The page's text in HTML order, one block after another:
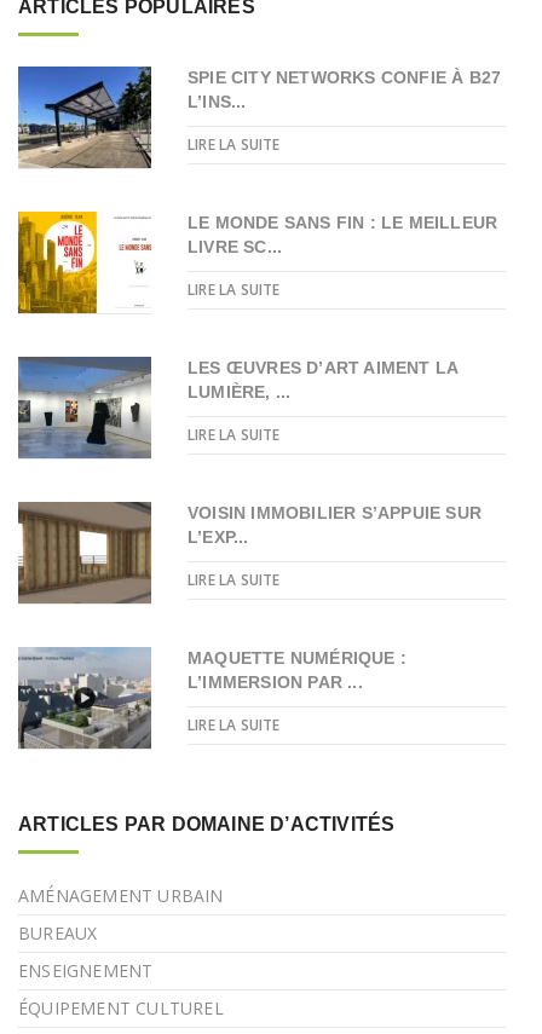
ARTICLES POPULAIRES
SPIE CITY NETWORKS CONFIE À B27
L’INS...
LIRE LA SUITE
LE MONDE SANS FIN : LE MEILLEUR
LIVRE SC...
LIRE LA SUITE
LES ŒUVRES D’ART AIMENT LA
LUMIÈRE, ...
LIRE LA SUITE
VOISIN IMMOBILIER S’APPUIE SUR
L’EXP...
LIRE LA SUITE
MAQUETTE NUMÉRIQUE :
L’IMMERSION PAR ...
LIRE LA SUITE
ARTICLES PAR DOMAINE D’ACTIVITÉS
AMÉNAGEMENT URBAIN
BUREAUX
ENSEIGNEMENT
ÉQUIPEMENT CULTUREL